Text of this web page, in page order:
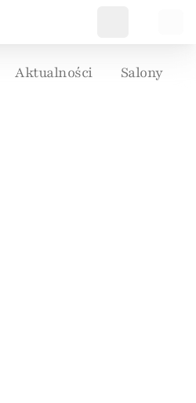
Aktualności Salony